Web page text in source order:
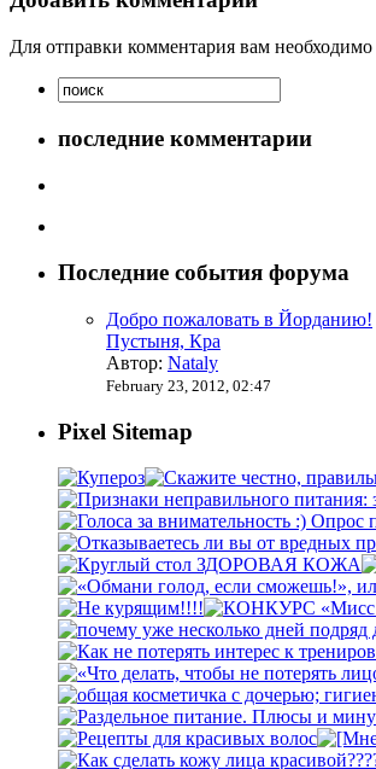
Для отправки комментария вам необходимо
последние комментарии
Последние события форума
Добро пожаловать в Йорданию!
Пустыня, Кра
Автор: Nataly
February 23, 2012, 02:47
Pixel Sitemap